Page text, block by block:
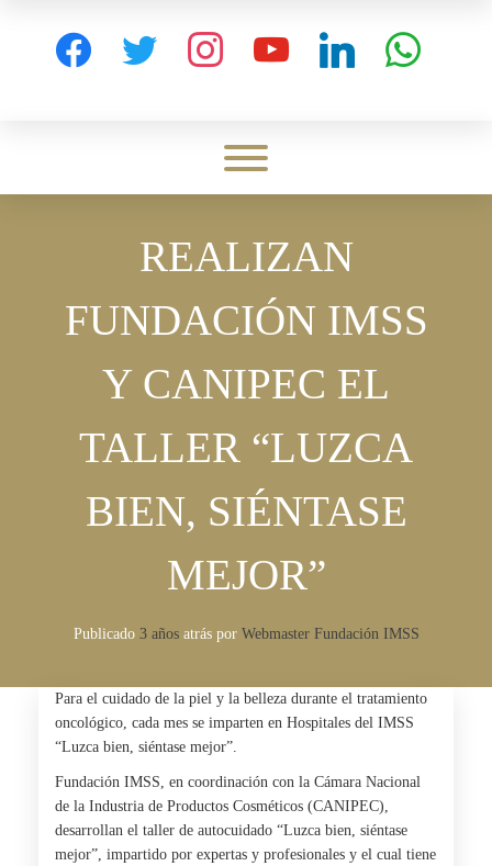
facebook twitter instagram youtube linkedin whatsapp
Toggle menu visibility.
REALIZAN
FUNDACIÓN IMSS
Y CANIPEC EL
TALLER “LUZCA
BIEN, SIÉNTASE
MEJOR”
Publicado 3 añosatrás por Webmaster Fundación IMSS
Para el cuidado de la piel y la belleza durante el tratamiento
oncológico, cada mes se imparten en Hospitales del IMSS
“Luzca bien, siéntase mejor”.
Fundación IMSS, en coordinación con la Cámara Nacional
de la Industria de Productos Cosméticos (CANIPEC),
desarrollan el taller de autocuidado “Luzca bien, siéntase
mejor”, impartido por expertas y profesionales y el cual tiene